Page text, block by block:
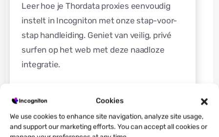
Cookies
We use cookies to enhance site navigation, analyze site usage,
and support our marketing efforts. You can accept all cookies or
Leer hoe je Thordata proxies eenvoudig
instelt in Incogniton met onze stap-voor-
stap handleiding. Geniet van veilig, privé
surfen op het web met deze naadloze
integratie.
Lees de gids hier